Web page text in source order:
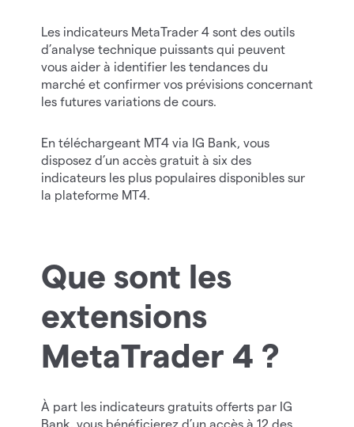
Les indicateurs MetaTrader 4 sont des outils
d’analyse technique puissants qui peuvent
vous aider à identifier les tendances du
marché et confirmer vos prévisions concernant
les futures variations de cours.
En téléchargeant MT4 via IG Bank, vous
disposez d’un accès gratuit à six des
indicateurs les plus populaires disponibles sur
la plateforme MT4.
Que sont les
extensions
MetaTrader 4 ?
À part les indicateurs gratuits offerts par IG
Bank, vous bénéficierez d’un accès à 12 des